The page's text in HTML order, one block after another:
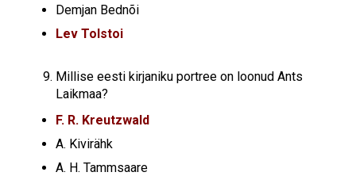
Demjan Bednõi
Lev Tolstoi
Millise eesti kirjaniku portree on loonud Ants
Laikmaa?
F. R. Kreutzwald
A. Kivirähk
A. H. Tammsaare